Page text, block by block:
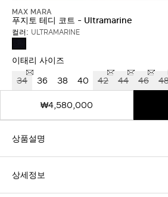
MAX MARA
푸지토 테디 코트 - Ultramarine
컬러: ULTRAMARINE
이태리 사이즈
34 36 38 40 42 44 46
₩4,580,000
상품설명
상세정보